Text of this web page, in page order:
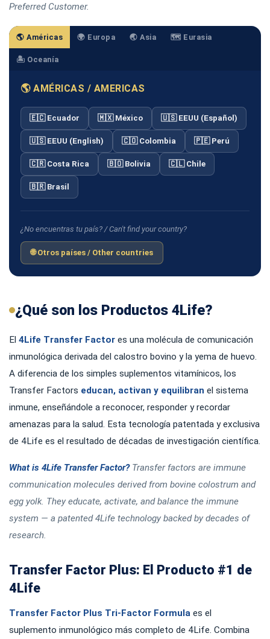
Preferred Customer.
🌎 Américas 🌍 Europa 🌏 Asia 🗺️ Eurasia
🏝️ Oceanía
🌎 AMÉRICAS / AMERICAS
🇪🇨 Ecuador 🇲🇽 México 🇺🇸 EEUU (Español)
🇺🇸 EEUU (English) 🇨🇴 Colombia 🇵🇪 Perú
🇨🇷 Costa Rica 🇧🇴 Bolivia 🇨🇱 Chile
🇧🇷 Brasil
¿No encuentras tu país? / Can't find your country?
🌐 Otros países / Other countries
¿Qué son los Productos 4Life?
El 4Life Transfer Factor es una molécula de comunicación
inmunológica derivada del calostro bovino y la yema de huevo.
A diferencia de los simples suplementos vitamínicos, los
Transfer Factors educan, activan y equilibran el sistema
inmune, enseñándole a reconocer, responder y recordar
amenazas para la salud. Esta tecnología patentada y exclusiva
de 4Life es el resultado de décadas de investigación científica.
What is 4Life Transfer Factor?Transfer factors are immune
communication molecules derived from bovine colostrum and
egg yolk. They educate, activate, and balance the immune
system — a patented 4Life technology backed by decades of
research.
Transfer Factor Plus: El Producto #1 de
4Life
Transfer Factor Plus Tri-Factor Formula es el
suplemento inmunológico más completo de 4Life. Combina